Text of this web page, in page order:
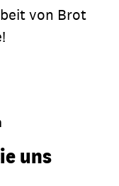
von Brot
uns